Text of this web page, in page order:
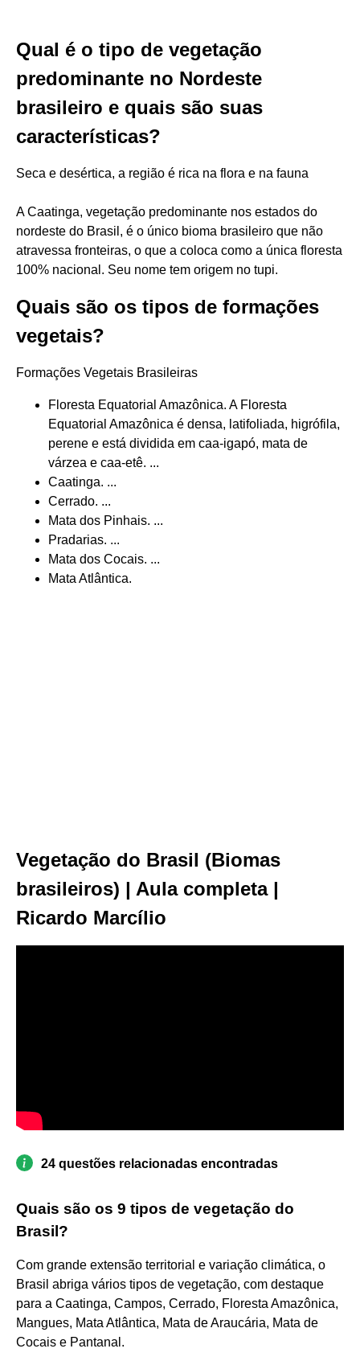
Qual é o tipo de vegetação
predominante no Nordeste
brasileiro e quais são suas
características?
Seca e desértica, a região é rica na flora e na fauna
A Caatinga, vegetação predominante nos estados do
nordeste do Brasil, é o único bioma brasileiro que não
atravessa fronteiras, o que a coloca como a única floresta
100% nacional. Seu nome tem origem no tupi.
Quais são os tipos de formações
vegetais?
Formações Vegetais Brasileiras
Floresta Equatorial Amazônica. A Floresta
Equatorial Amazônica é densa, latifoliada, higrófila,
perene e está dividida em caa-igapó, mata de
várzea e caa-etê. ...
Caatinga. ...
Cerrado. ...
Mata dos Pinhais. ...
Pradarias. ...
Mata dos Cocais. ...
Mata Atlântica.
Vegetação do Brasil (Biomas
brasileiros) | Aula completa |
Ricardo Marcílio
24 questões relacionadas encontradas
Quais são os 9 tipos de vegetação do
Brasil?
Com grande extensão territorial e variação climática, o
Brasil abriga vários tipos de vegetação, com destaque
para a Caatinga, Campos, Cerrado, Floresta Amazônica,
Mangues, Mata Atlântica, Mata de Araucária, Mata de
Cocais e Pantanal.